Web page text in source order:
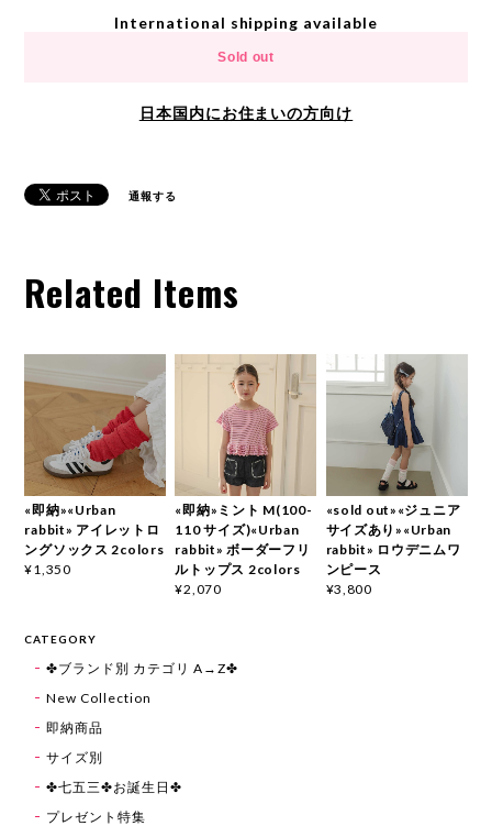
International shipping available
Sold out
日本国内にお住まいの方向け
通報する
Related Items
«即納»«Urban
rabbit» アイレットロ
ングソックス 2colors
¥1,350
«即納»ミント M(100-
110 サイズ)«Urban
rabbit» ボーダーフリ
ルトップス 2colors
¥2,070
«sold out»«ジュニア
サイズあり»«Urban
rabbit» ロウデニムワ
ンピース
¥3,800
CATEGORY
✤ブランド別 カテゴリ A→Z✤
New Collection
即納商品
サイズ別
✤七五三✤お誕生日✤
プレゼント特集